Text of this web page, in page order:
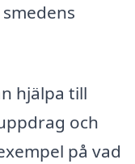
hjälpa till
och
på vad